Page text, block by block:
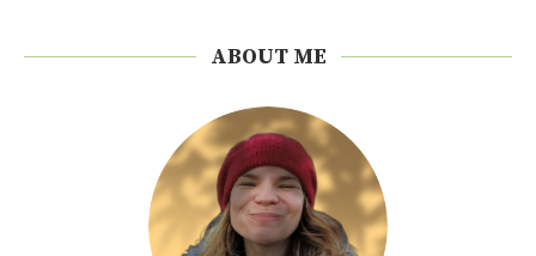
ABOUT ME